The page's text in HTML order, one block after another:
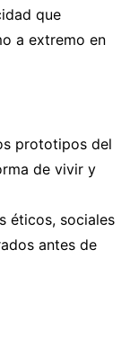
que
a extremo en
prototipos del
de vivir y
éticos, sociales
antes de